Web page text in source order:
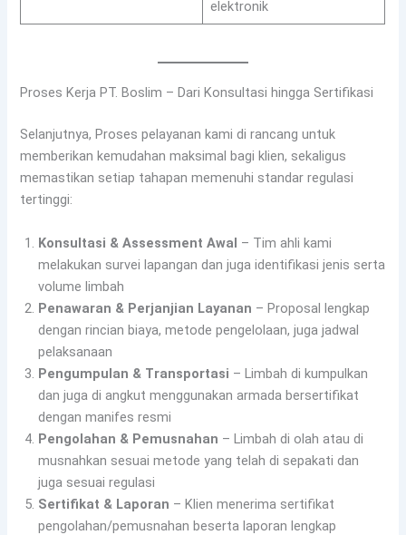
elektronik
Proses Kerja PT. Boslim – Dari Konsultasi hingga Sertifikasi
Selanjutnya, Proses pelayanan kami di rancang untuk
memberikan kemudahan maksimal bagi klien, sekaligus
memastikan setiap tahapan memenuhi standar regulasi
tertinggi:
Konsultasi & Assessment Awal – Tim ahli kami
melakukan survei lapangan dan juga identifikasi jenis serta
volume limbah
Penawaran & Perjanjian Layanan – Proposal lengkap
dengan rincian biaya, metode pengelolaan, juga jadwal
pelaksanaan
Pengumpulan & Transportasi – Limbah di kumpulkan
dan juga di angkut menggunakan armada bersertifikat
dengan manifes resmi
Pengolahan & Pemusnahan – Limbah di olah atau di
musnahkan sesuai metode yang telah di sepakati dan
juga sesuai regulasi
Sertifikat & Laporan – Klien menerima sertifikat
pengolahan/pemusnahan beserta laporan lengkap